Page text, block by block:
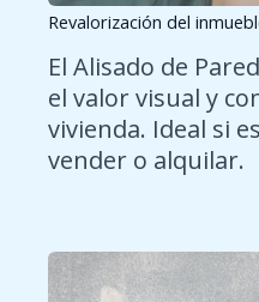
Revalorización del
El Alisado de
el valor visual y
vivienda. Ideal si
vender o alquilar.